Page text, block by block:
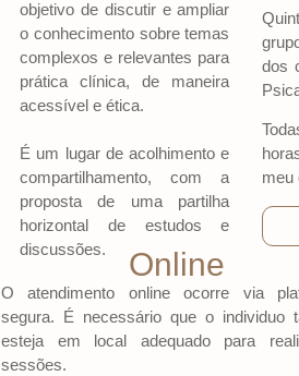
Online
O atendimento online ocorre via
segura. É necessário que o individuo
esteja em local adequado para
sessões.
objetivo de discutir e ampliar
o conhecimento sobre temas
complexos e relevantes para
prática clínica, de maneira
acessível e ética.
É um lugar de acolhimento e
compartilhamento, com a
proposta de uma partilha
horizontal de estudos e
discussões.
dos
meu